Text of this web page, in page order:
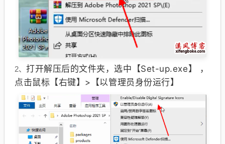
2、 打开解压后的文件夹，选中【Set-up.exe】 ，
点击鼠标【右键】>【以管理员身份运行】